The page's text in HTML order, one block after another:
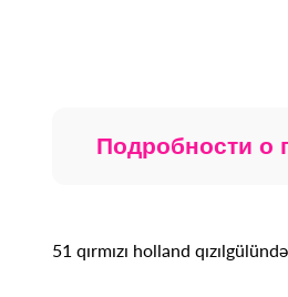
Подробности о
51 qırmızı holland